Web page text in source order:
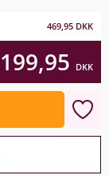
469,95 DKK
199,95 DKK